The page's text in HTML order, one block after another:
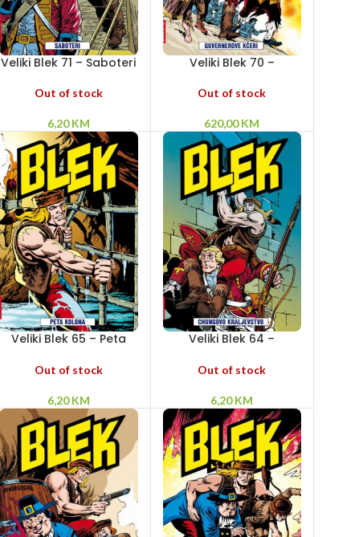
Veliki Blek 71 – Saboteri
Out of stock
6,20KM
Veliki Blek 70 –
Out of stock
620,00KM
Veliki Blek 65 – Peta
Out of stock
6,20KM
Veliki Blek 64 –
Out of stock
6,20KM